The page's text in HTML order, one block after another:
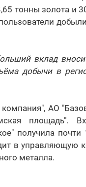
тонны золота и
вклад
добычи в
компания", АО
площадь".
получила почти
в управляющую
металла.